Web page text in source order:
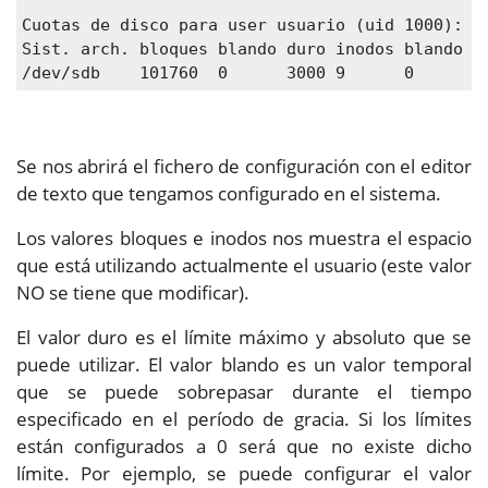
Cuotas de disco para user usuario (uid 1000):
Sist. arch. bloques blando duro inodos blando
/dev/sdb    101760  0      3000 9      0      0
Se nos abrirá el fichero de configuración con el editor
de texto que tengamos configurado en el sistema.
Los valores bloques e inodos nos muestra el espacio
que está utilizando actualmente el usuario (este valor
NO se tiene que modificar).
El valor duro es el límite máximo y absoluto que se
puede utilizar. El valor blando es un valor temporal
que se puede sobrepasar durante el tiempo
especificado en el período de gracia. Si los límites
están configurados a 0 será que no existe dicho
límite. Por ejemplo, se puede configurar el valor